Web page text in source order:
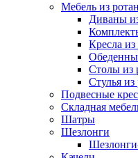
Мебель из
Диваны
Кресла из
Столы из
Стулья из
Подвесные
Складная
Шатры
Шезлонги